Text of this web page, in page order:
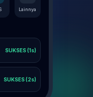
Lainnya
SUKSES (1s)
SUKSES (2s)